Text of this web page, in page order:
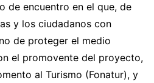
de encuentro en el que, de
y los ciudadanos con
de proteger el medio
el promovente del proyecto,
al Turismo (Fonatur), y